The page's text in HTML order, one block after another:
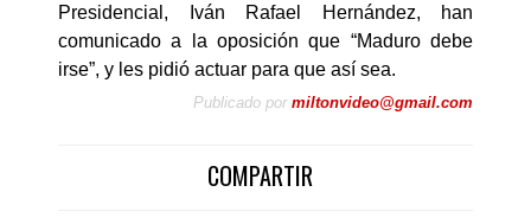
Presidencial, Iván Rafael Hernández, han
comunicado a la oposición que “Maduro debe
irse”, y les pidió actuar para que así sea.
Publicado por miltonvideo@gmail.com
COMPARTIR